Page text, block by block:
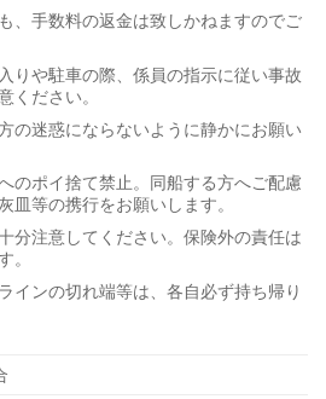
、手数料の返金は致しかねますのでご
りや駐車の際、係員の指示に従い事故
ください。
の迷惑にならないように静かにお願い
のポイ捨て禁止。同船する方へご配慮
皿等の携行をお願いします。
分注意してください。保険外の責任は
。
インの切れ端等は、各自必ず持ち帰り